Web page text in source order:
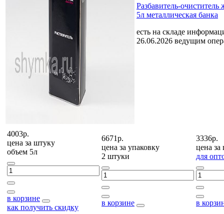
Разбавитель-
5л металлическая банка
есть на складе
26.06.2026 ведущим
4003р.
цена за штуку
объем 5л
в корзине
как получить скидку
6671р.
цена за упаковку
2 штуки
в корзине
3336р.
цена за
для
в